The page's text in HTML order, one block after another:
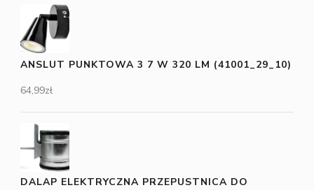
ANSLUT PUNKTOWA 3 7 W 320 LM (41001_29_10)
64,99zł
DALAP ELEKTRYCZNA PRZEPUSTNICA DO